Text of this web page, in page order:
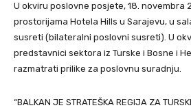
U okviru poslovne posjete, 18. novembra
prostorijama Hotela Hills u Sarajevu, u
susreti (bilateralni poslovni susreti). U
predstavnici sektora iz Turske i Bosne i
razmatrati prilike za poslovnu suradnju.
“BALKAN JE STRATEŠKA REGIJA ZA